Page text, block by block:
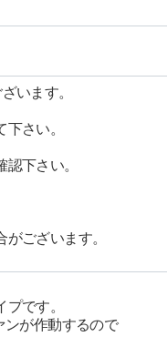
います。
さい。
下さい。
ございます。
です。
が作動するので